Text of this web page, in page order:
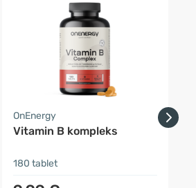
OnEnergy
Vitamin B kompleks
180 tablet